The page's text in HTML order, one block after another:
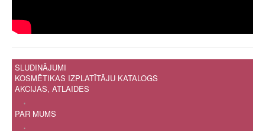
SLUDINĀJUMI
KOSMĒTIKAS IZPLATĪTĀJU KATALOGS
AKCIJAS, ATLAIDES
.
PAR MUMS
.